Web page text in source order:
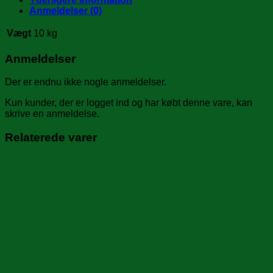
antalAnmeldelser (0)
Vægt 10 kg
Anmeldelser
Der er endnu ikke nogle anmeldelser.
Kun kunder, der er logget ind og har købt denne vare, kan
skrive en anmeldelse.
Relaterede varer